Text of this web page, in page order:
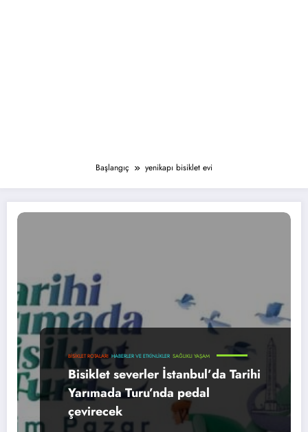
Başlangıç yenikapı bisiklet evi
BISIKLET ROTALARI HABERLER VE ETKINLIKLER SAĞLIKLI YAŞAM
Bisiklet severler İstanbul’da Tarihi
Yarımada Turu’nda pedal
çevirecek